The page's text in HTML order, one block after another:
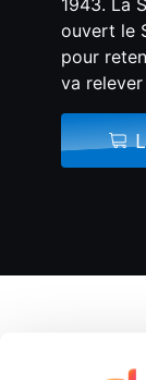
ouvert le
pour
va